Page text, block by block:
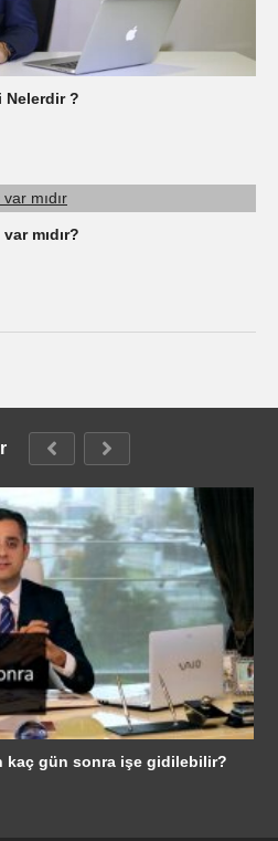
Nelerdir ?
mıdır?
kaç gün sonra işe gidilebilir?